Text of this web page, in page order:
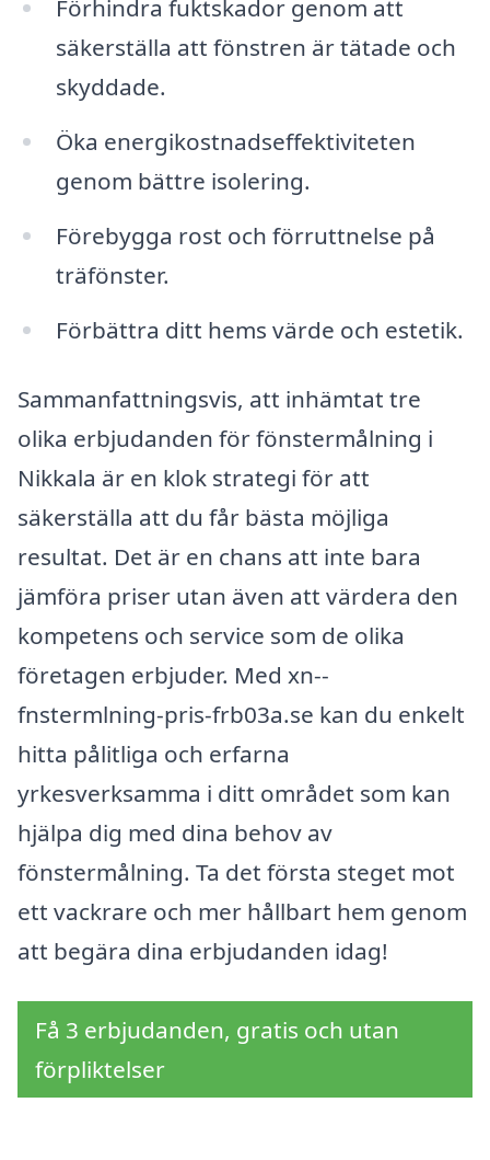
Förhindra fuktskador genom att
säkerställa att fönstren är tätade och
skyddade.
Öka energikostnadseffektiviteten
genom bättre isolering.
Förebygga rost och förruttnelse på
träfönster.
Förbättra ditt hems värde och estetik.
Sammanfattningsvis, att inhämtat tre
olika erbjudanden för fönstermålning i
Nikkala är en klok strategi för att
säkerställa att du får bästa möjliga
resultat. Det är en chans att inte bara
jämföra priser utan även att värdera den
kompetens och service som de olika
företagen erbjuder. Med xn--
fnstermlning-pris-frb03a.se kan du enkelt
hitta pålitliga och erfarna
yrkesverksamma i ditt området som kan
hjälpa dig med dina behov av
fönstermålning. Ta det första steget mot
ett vackrare och mer hållbart hem genom
att begära dina erbjudanden idag!
Få 3 erbjudanden, gratis och utan
förpliktelser